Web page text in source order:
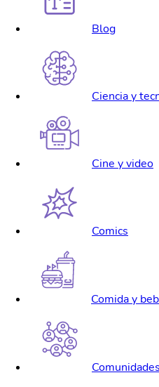
Blog
Ciencia y
Cine y video
Comics
Comida y
Comunidades